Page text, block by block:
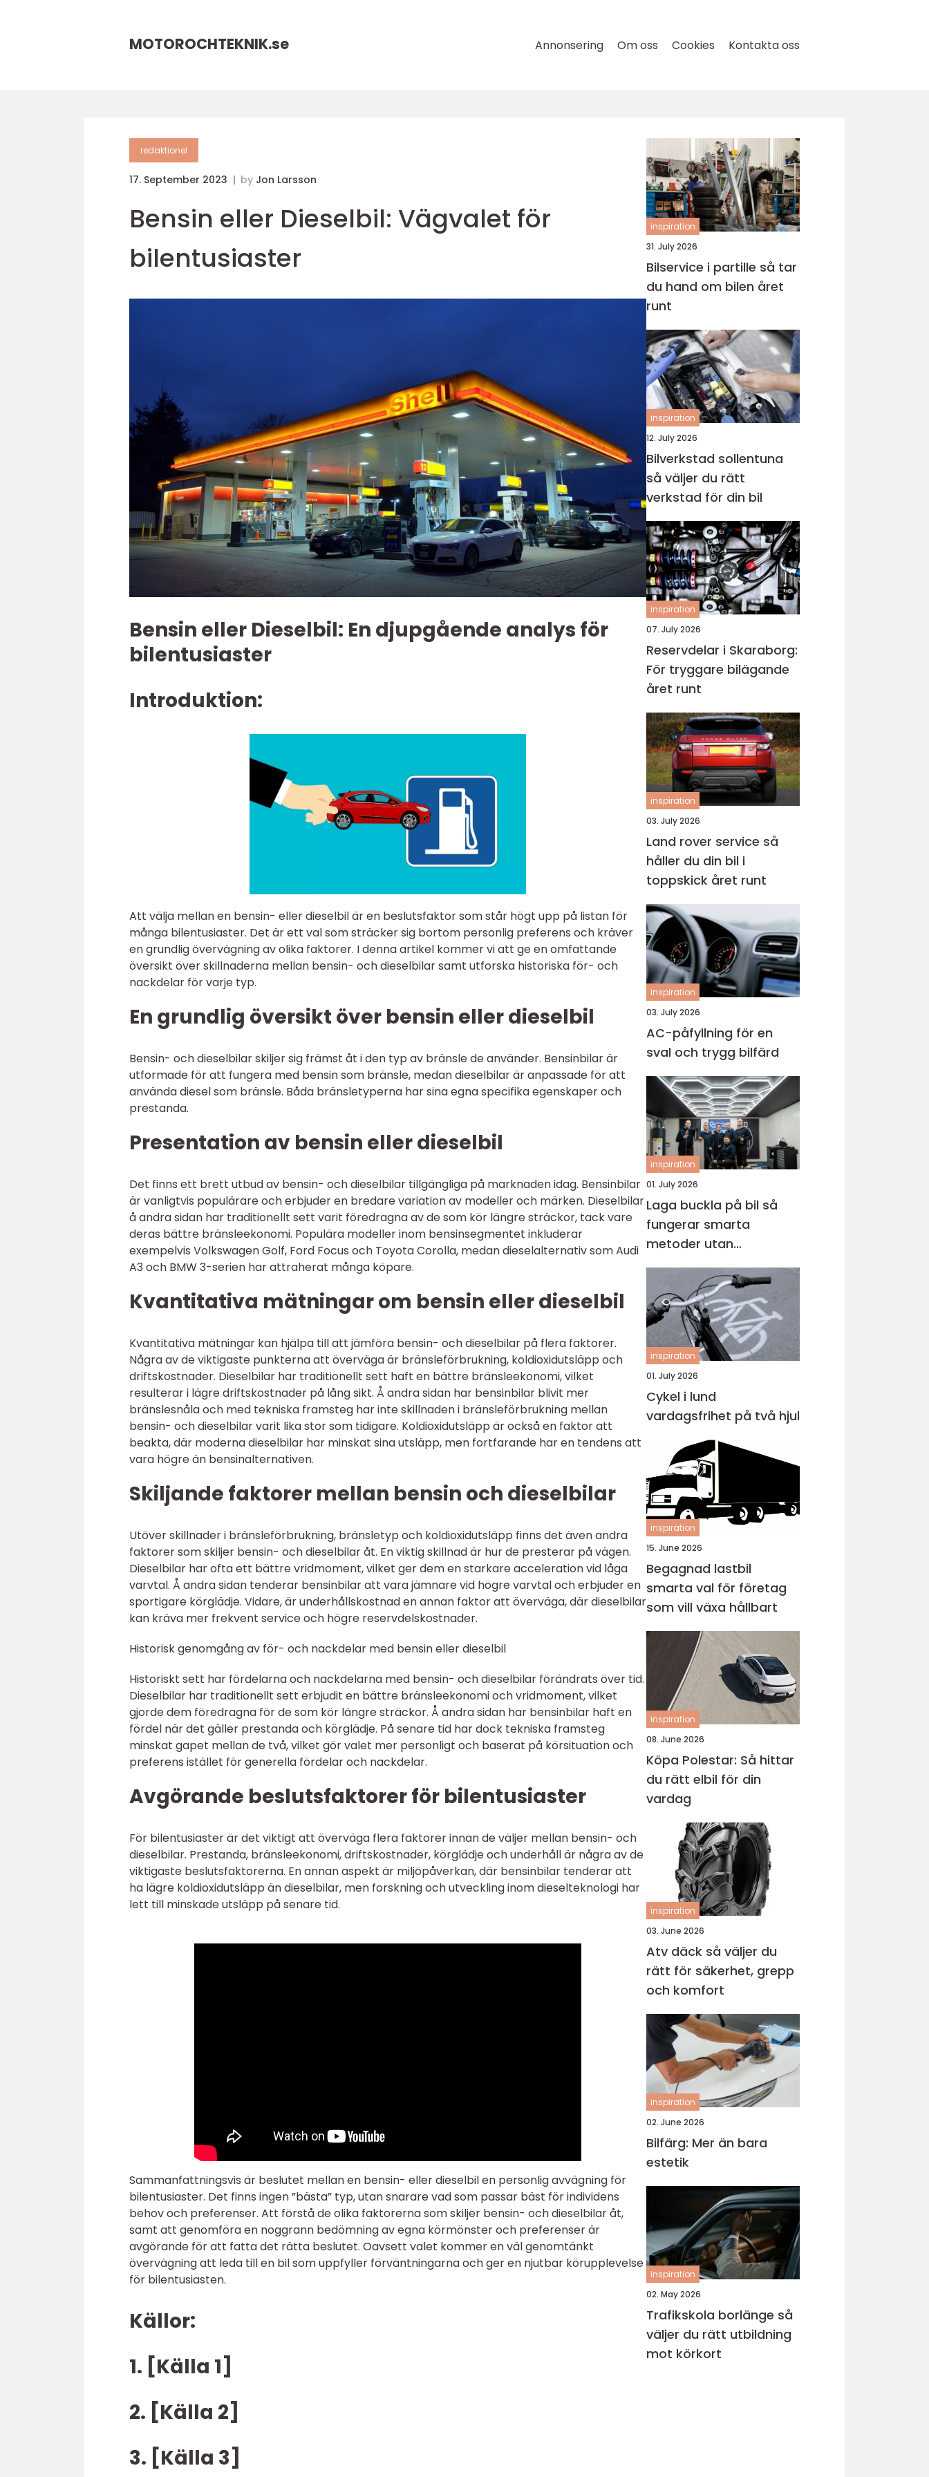
MOTOROCHTEKNIK.se Annonsering Om oss Cookies Kontakta oss
redaktionel
17. September 2023 by Jon Larsson
Bensin eller Dieselbil: Vägvalet för
bilentusiaster
Bensin eller Dieselbil: En djupgående analys för
bilentusiaster
Introduktion:
Att välja mellan en bensin- eller dieselbil är en beslutsfaktor som står högt upp på listan för
många bilentusiaster. Det är ett val som sträcker sig bortom personlig preferens och kräver
en grundlig övervägning av olika faktorer. I denna artikel kommer vi att ge en omfattande
översikt över skillnaderna mellan bensin- och dieselbilar samt utforska historiska för- och
nackdelar för varje typ.
En grundlig översikt över bensin eller dieselbil
Bensin- och dieselbilar skiljer sig främst åt i den typ av bränsle de använder. Bensinbilar är
utformade för att fungera med bensin som bränsle, medan dieselbilar är anpassade för att
använda diesel som bränsle. Båda bränsletyperna har sina egna specifika egenskaper och
prestanda.
Presentation av bensin eller dieselbil
Det finns ett brett utbud av bensin- och dieselbilar tillgängliga på marknaden idag. Bensinbilar
är vanligtvis populärare och erbjuder en bredare variation av modeller och märken. Dieselbilar
å andra sidan har traditionellt sett varit föredragna av de som kör längre sträckor, tack vare
deras bättre bränsleekonomi. Populära modeller inom bensinsegmentet inkluderar
exempelvis Volkswagen Golf, Ford Focus och Toyota Corolla, medan dieselalternativ som Audi
A3 och BMW 3-serien har attraherat många köpare.
Kvantitativa mätningar om bensin eller dieselbil
Kvantitativa mätningar kan hjälpa till att jämföra bensin- och dieselbilar på flera faktorer.
Några av de viktigaste punkterna att överväga är bränsleförbrukning, koldioxidutsläpp och
driftskostnader. Dieselbilar har traditionellt sett haft en bättre bränsleekonomi, vilket
resulterar i lägre driftskostnader på lång sikt. Å andra sidan har bensinbilar blivit mer
bränslesnåla och med tekniska framsteg har inte skillnaden i bränsleförbrukning mellan
bensin- och dieselbilar varit lika stor som tidigare. Koldioxidutsläpp är också en faktor att
beakta, där moderna dieselbilar har minskat sina utsläpp, men fortfarande har en tendens att
vara högre än bensinalternativen.
Skiljande faktorer mellan bensin och dieselbilar
Utöver skillnader i bränsleförbrukning, bränsletyp och koldioxidutsläpp finns det även andra
faktorer som skiljer bensin- och dieselbilar åt. En viktig skillnad är hur de presterar på vägen.
Dieselbilar har ofta ett bättre vridmoment, vilket ger dem en starkare acceleration vid låga
varvtal. Å andra sidan tenderar bensinbilar att vara jämnare vid högre varvtal och erbjuder en
sportigare körglädje. Vidare, är underhållskostnad en annan faktor att överväga, där dieselbilar
kan kräva mer frekvent service och högre reservdelskostnader.
Historisk genomgång av för- och nackdelar med bensin eller dieselbil
Historiskt sett har fördelarna och nackdelarna med bensin- och dieselbilar förändrats över tid.
Dieselbilar har traditionellt sett erbjudit en bättre bränsleekonomi och vridmoment, vilket
gjorde dem föredragna för de som kör längre sträckor. Å andra sidan har bensinbilar haft en
fördel när det gäller prestanda och körglädje. På senare tid har dock tekniska framsteg
minskat gapet mellan de två, vilket gör valet mer personligt och baserat på körsituation och
preferens istället för generella fördelar och nackdelar.
Avgörande beslutsfaktorer för bilentusiaster
För bilentusiaster är det viktigt att överväga flera faktorer innan de väljer mellan bensin- och
dieselbilar. Prestanda, bränsleekonomi, driftskostnader, körglädje och underhåll är några av de
viktigaste beslutsfaktorerna. En annan aspekt är miljöpåverkan, där bensinbilar tenderar att
ha lägre koldioxidutsläpp än dieselbilar, men forskning och utveckling inom dieselteknologi har
lett till minskade utsläpp på senare tid.
Sammanfattningsvis är beslutet mellan en bensin- eller dieselbil en personlig avvägning för
bilentusiaster. Det finns ingen ”bästa” typ, utan snarare vad som passar bäst för individens
behov och preferenser. Att förstå de olika faktorerna som skiljer bensin- och dieselbilar åt,
samt att genomföra en noggrann bedömning av egna körmönster och preferenser är
avgörande för att fatta det rätta beslutet. Oavsett valet kommer en väl genomtänkt
övervägning att leda till en bil som uppfyller förväntningarna och ger en njutbar körupplevelse
för bilentusiasten.
Källor:
1. [Källa 1]
2. [Källa 2]
3. [Källa 3]
inspiration
31. July 2026
Bilservice i partille så tar
du hand om bilen året
runt
inspiration
12. July 2026
Bilverkstad sollentuna
så väljer du rätt
verkstad för din bil
inspiration
07. July 2026
Reservdelar i Skaraborg:
För tryggare bilägande
året runt
inspiration
03. July 2026
Land rover service så
håller du din bil i
toppskick året runt
inspiration
03. July 2026
AC-påfyllning för en
sval och trygg bilfärd
inspiration
01. July 2026
Laga buckla på bil så
fungerar smarta
metoder utan
omlackering
inspiration
01. July 2026
Cykel i lund
vardagsfrihet på två hjul
inspiration
15. June 2026
Begagnad lastbil
smarta val för företag
som vill växa hållbart
inspiration
08. June 2026
Köpa Polestar: Så hittar
du rätt elbil för din
vardag
inspiration
03. June 2026
Atv däck så väljer du
rätt för säkerhet, grepp
och komfort
inspiration
02. June 2026
Bilfärg: Mer än bara
estetik
inspiration
02. May 2026
Trafikskola borlänge så
väljer du rätt utbildning
mot körkort